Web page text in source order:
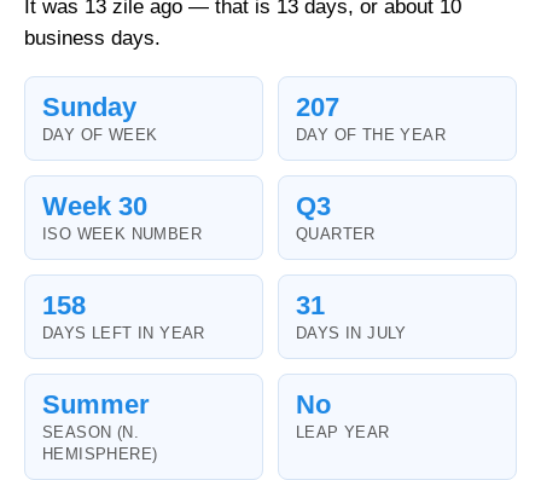
It was 13 zile ago — that is 13 days, or about 10
business days.
Sunday
DAY OF WEEK
207
DAY OF THE YEAR
Week 30
ISO WEEK NUMBER
Q3
QUARTER
158
DAYS LEFT IN YEAR
31
DAYS IN JULY
Summer
SEASON (N.
HEMISPHERE)
No
LEAP YEAR